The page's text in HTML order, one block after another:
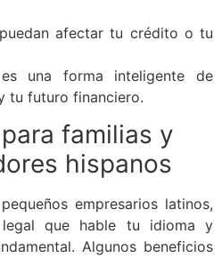
afectar tu crédito o tu
una forma inteligente de
tu futuro financiero.
familias y
hispanos
empresarios latinos,
que hable tu idioma y
Algunos beneficios